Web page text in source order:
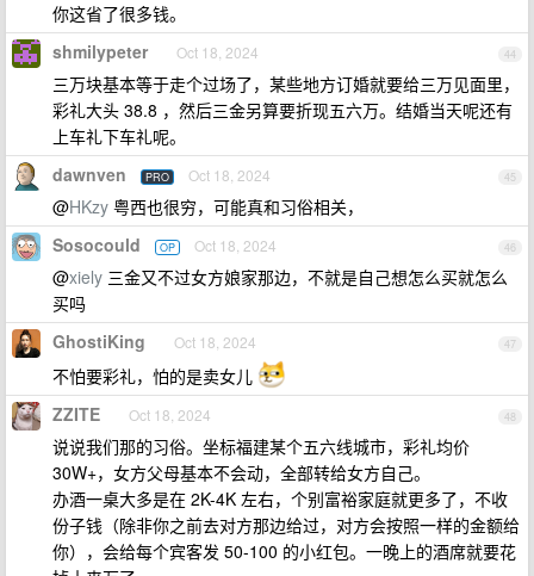
你这省了很多钱。
44
shmilypeter Oct 18, 2024
三万块基本等于走个过场了，某些地方订婚就要给三万见面里，
彩礼大头 38.8 ，然后三金另算要折现五六万。结婚当天呢还有
上车礼下车礼呢。
45
dawnven PRO Oct 18, 2024
@HKzy 粤西也很穷，可能真和习俗相关，
46
Sosocould OP Oct 18, 2024
@xiely 三金又不过女方娘家那边，不就是自己想怎么买就怎么
买吗
47
GhostiKing Oct 18, 2024
不怕要彩礼，怕的是卖女儿
48
ZZITE Oct 18, 2024
说说我们那的习俗。坐标福建某个五六线城市，彩礼均价
30W+，女方父母基本不会动，全部转给女方自己。
办酒一桌大多是在 2K-4K 左右，个别富裕家庭就更多了，不收
份子钱（除非你之前去对方那边给过，对方会按照一样的金额给
你），会给每个宾客发 50-100 的小红包。一晚上的酒席就要花